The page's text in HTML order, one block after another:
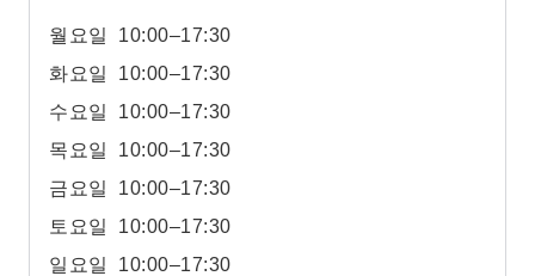
월요일
10:00–17:30
화요일
10:00–17:30
수요일
10:00–17:30
목요일
10:00–17:30
금요일
10:00–17:30
토요일
10:00–17:30
일요일
10:00–17:30